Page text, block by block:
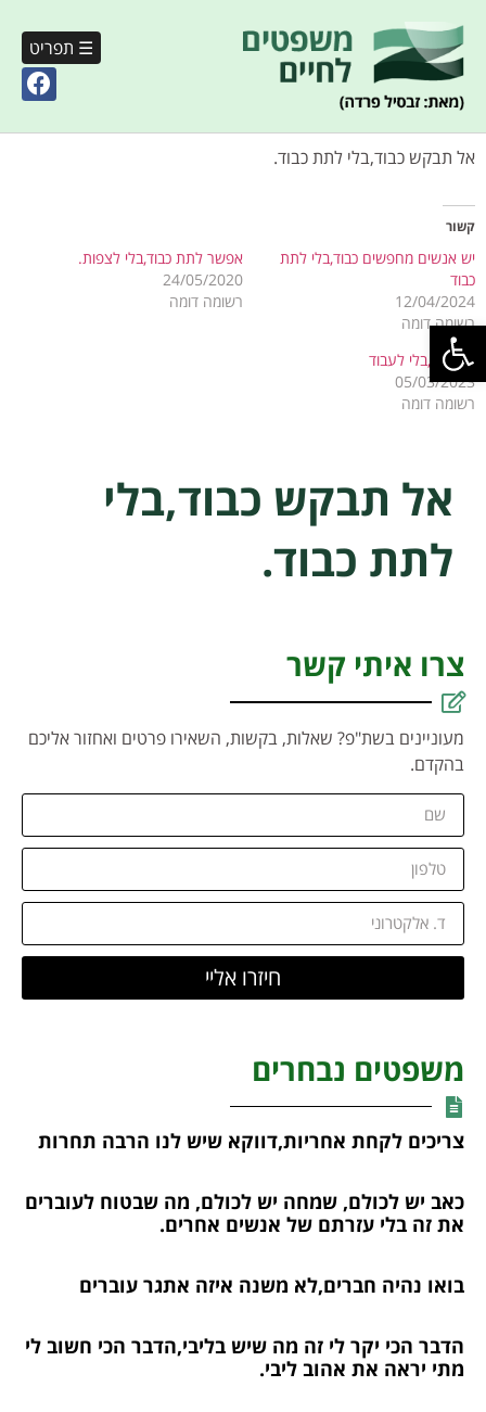
פתח סרגל נגישות
☰ תפריט
אל תבקש כבוד,בלי לתת כבוד.
קשור
יש אנשים מחפשים כבוד,בלי לתת
כבוד
12/04/2024
רשומה דומה
אפשר לתת כבוד,בלי לצפות.
24/05/2020
רשומה דומה
אין כבוד,בלי לעבוד
05/03/2023
רשומה דומה
אל תבקש כבוד,בלי
לתת כבוד.
צרו איתי קשר
מעוניינים בשת"פ? שאלות, בקשות, השאירו פרטים ואחזור אליכם
בהקדם.
חיזרו אליי
משפטים נבחרים
צריכים לקחת אחריות,דווקא שיש לנו הרבה תחרות
כאב יש לכולם, שמחה יש לכולם, מה שבטוח לעוברים
את זה בלי עזרתם של אנשים אחרים.
בואו נהיה חברים,לא משנה איזה אתגר עוברים
הדבר הכי יקר לי זה מה שיש בליבי,הדבר הכי חשוב לי
מתי יראה את אהוב ליבי.